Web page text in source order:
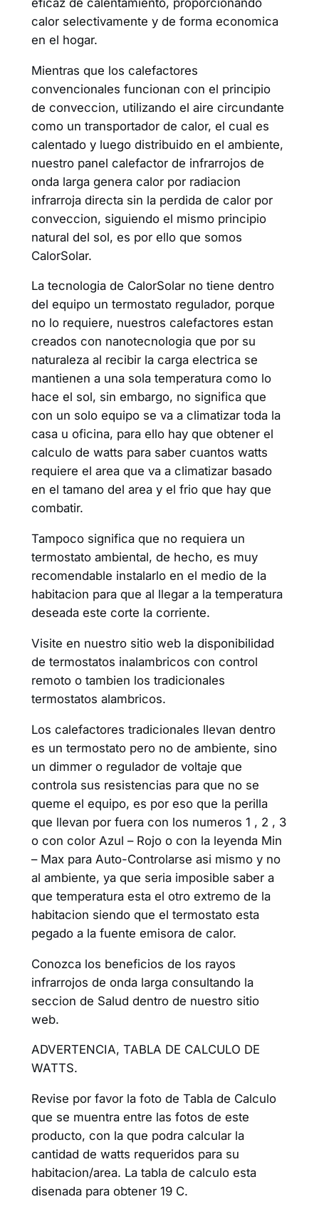
calor selectivamente y de forma economica
en el hogar.
Mientras que los calefactores
convencionales funcionan con el principio
de conveccion, utilizando el aire circundante
como un transportador de calor, el cual es
calentado y luego distribuido en el ambiente,
nuestro panel calefactor de infrarrojos de
onda larga genera calor por radiacion
infrarroja directa sin la perdida de calor por
conveccion, siguiendo el mismo principio
natural del sol, es por ello que somos
CalorSolar.
La tecnologia de CalorSolar no tiene dentro
del equipo un termostato regulador, porque
no lo requiere, nuestros calefactores estan
creados con nanotecnologia que por su
naturaleza al recibir la carga electrica se
mantienen a una sola temperatura como lo
hace el sol, sin embargo, no significa que
con un solo equipo se va a climatizar toda la
casa u oficina, para ello hay que obtener el
calculo de watts para saber cuantos watts
requiere el area que va a climatizar basado
en el tamano del area y el frio que hay que
combatir.
Tampoco significa que no requiera un
termostato ambiental, de hecho, es muy
recomendable instalarlo en el medio de la
habitacion para que al llegar a la temperatura
deseada este corte la corriente.
Visite en nuestro sitio web la disponibilidad
de termostatos inalambricos con control
remoto o tambien los tradicionales
termostatos alambricos.
Los calefactores tradicionales llevan dentro
es un termostato pero no de ambiente, sino
un dimmer o regulador de voltaje que
controla sus resistencias para que no se
queme el equipo, es por eso que la perilla
que llevan por fuera con los numeros 1 , 2 , 3
o con color Azul – Rojo o con la leyenda Min
– Max para Auto-Controlarse asi mismo y no
al ambiente, ya que seria imposible saber a
que temperatura esta el otro extremo de la
habitacion siendo que el termostato esta
pegado a la fuente emisora de calor.
Conozca los beneficios de los rayos
infrarrojos de onda larga consultando la
seccion de Salud dentro de nuestro sitio
web.
ADVERTENCIA, TABLA DE CALCULO DE
WATTS.
Revise por favor la foto de Tabla de Calculo
que se muentra entre las fotos de este
producto, con la que podra calcular la
cantidad de watts requeridos para su
habitacion/area. La tabla de calculo esta
disenada para obtener 19 C.